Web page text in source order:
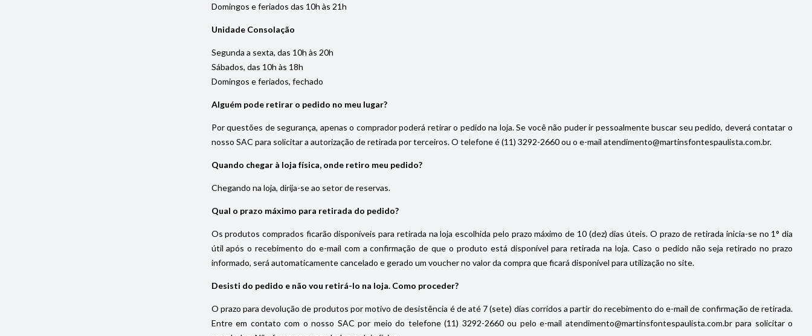
Domingos e feriados das 10h às 21h
Unidade Consolação
Segunda a sexta, das 10h às 20h
Sábados, das 10h às 18h
Domingos e feriados, fechado
Alguém pode retirar o pedido no meu lugar?
Por questões de segurança, apenas o comprador poderá retirar o pedido na loja. Se você não puder ir pessoalmente buscar seu pedido, deverá contatar o
nosso SAC para solicitar a autorização de retirada por terceiros. O telefone é (11) 3292-2660 ou o e-mail atendimento@martinsfontespaulista.com.br.
Quando chegar à loja física, onde retiro meu pedido?
Chegando na loja, dirija-se ao setor de reservas.
Qual o prazo máximo para retirada do pedido?
Os produtos comprados ficarão disponíveis para retirada na loja escolhida pelo prazo máximo de 10 (dez) dias úteis. O prazo de retirada inicia-se no 1° dia
útil após o recebimento do e-mail com a confirmação de que o produto está disponível para retirada na loja. Caso o pedido não seja retirado no prazo
informado, será automaticamente cancelado e gerado um voucher no valor da compra que ficará disponível para utilização no site.
Desisti do pedido e não vou retirá-lo na loja. Como proceder?
O prazo para devolução de produtos por motivo de desistência é de até 7 (sete) dias corridos a partir do recebimento do e-mail de confirmação de retirada.
Entre em contato com o nosso SAC por meio do telefone (11) 3292-2660 ou pelo e-mail atendimento@martinsfontespaulista.com.br para solicitar o